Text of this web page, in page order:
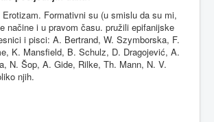
Formativni su (u smislu da su mi,
načine i u pravom času. pružili epifanijske
i pisci: A. Bertrand, W. Szymborska, F.
K. Mansfield, B. Schulz, D. Dragojević, A.
N. Šop, A. Gide, Rilke, Th. Mann, N. V.
njih.